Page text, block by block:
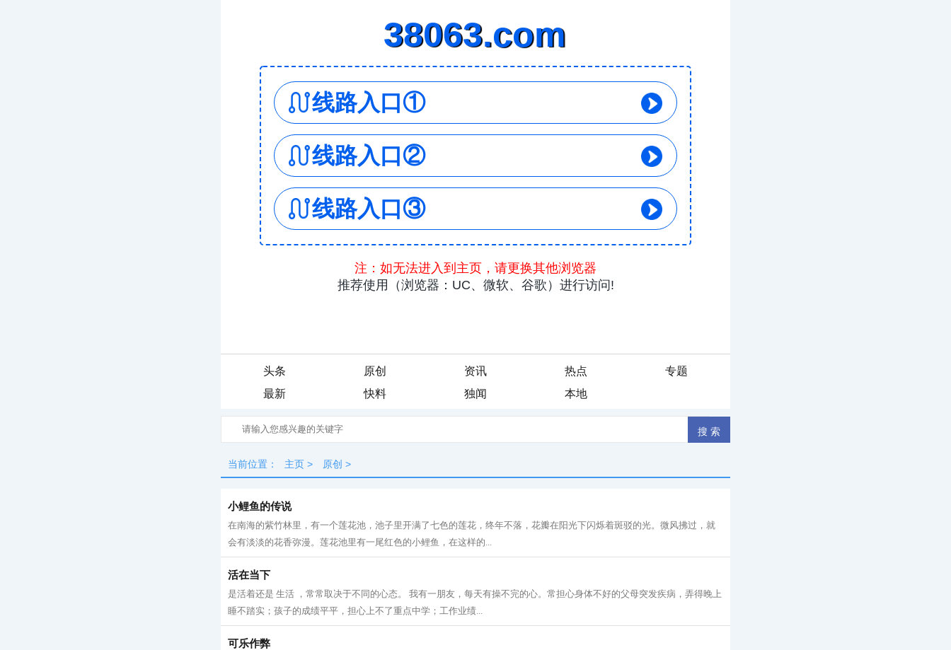
头条 原创 资讯 热点
专题
最新
快料 独闻 本地
当前位置： 主页 > 原创 >
小鲤鱼的传说
在南海的紫竹林里，有一个莲花池，池子里开满了七色的莲花，终年不落，花瓣在阳光下闪烁着斑驳的光。微风拂过，就
会有淡淡的花香弥漫。莲花池里有一尾红色的小鲤鱼，在这样的...
活在当下
是活着还是 生活 ，常常取决于不同的心态。 我有一朋友，每天有操不完的心。常担心身体不好的父母突发疾病，弄得晚上
睡不踏实；孩子的成绩平平，担心上不了重点中学；工作业绩...
可乐作弊